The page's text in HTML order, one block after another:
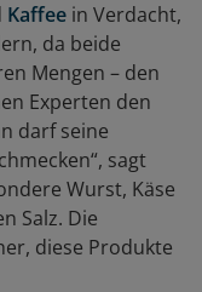
Kaffee in Verdacht,
da beide
Mengen – den
Experten den
darf seine
sagt
Wurst, Käse
Salz. Die
diese Produkte